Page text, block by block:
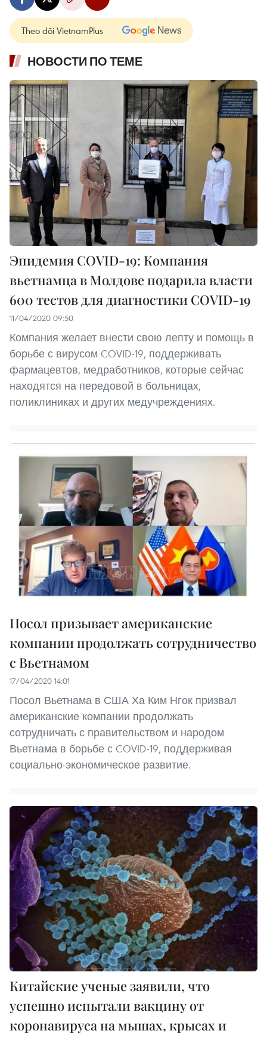
Theo dõi VietnamPlus
НОВОСТИ ПО ТЕМЕ
Эпидемия COVID-19: Компания
вьетнамца в Молдове подарила власти
600 тестов для диагностики COVID-19
11/04/2020 09:50
Компания желает внести свою лепту и помощь в
борьбе с вирусом COVID-19, поддерживать
фармацевтов, медработников, которые сейчас
находятся на передовой в больницах,
поликлиниках и других медучреждениях.
Посол призывает американские
компании продолжать сотрудничество
с Вьетнамом
17/04/2020 14:01
Посол Вьетнама в США Ха Ким Нгок призвал
американские компании продолжать
сотрудничать с правительством и народом
Вьетнама в борьбе с COVID-19, поддерживая
социально-экономическое развитие.
Китайские ученые заявили, что
успешно испытали вакцину от
коронавируса на мышах, крысах и